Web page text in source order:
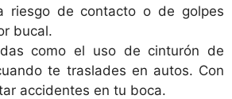
riesgo de contacto o de golpes
bucal.
como el uso de cinturón de
te traslades en autos. Con
accidentes en tu boca.